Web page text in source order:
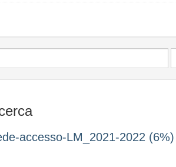
accesso-LM_2021-2022 (6%)